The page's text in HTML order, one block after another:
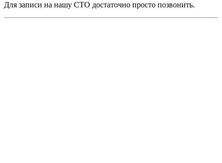
Для записи на нашу СТО достаточно просто позвонить.